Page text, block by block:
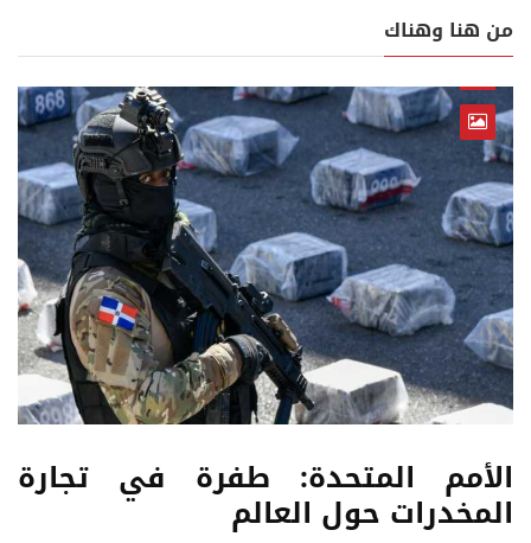
من هنا وهناك
الأمم المتحدة: طفرة في تجارة
المخدرات حول العالم